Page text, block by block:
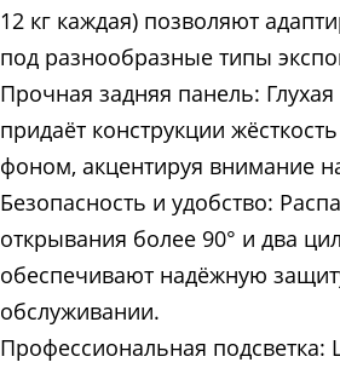
12 кг каждая) позволяют
под разнообразные типы
Прочная задняя панель:
придаёт конструкции
фоном, акцентируя внимание
Безопасность и удобство:
открывания более 90° и два
обеспечивают надёжную
обслуживании.
Профессиональная подсветка: